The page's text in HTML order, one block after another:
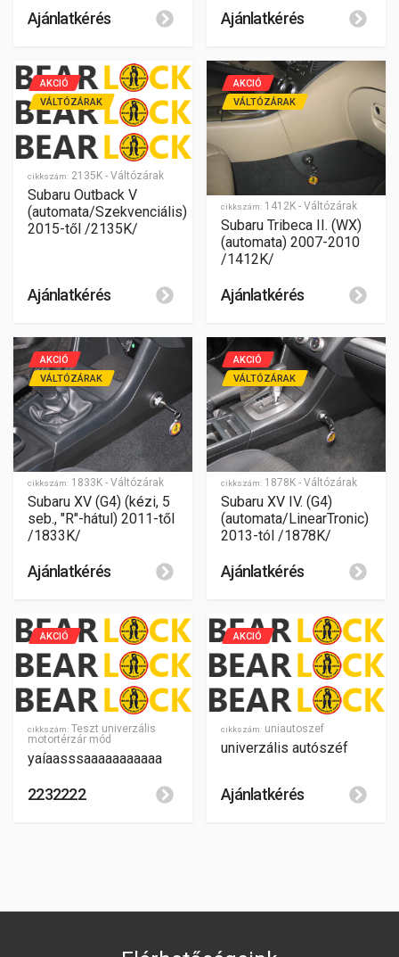
Ajánlatkérés Ajánlatkérés
cikkszám: 2135K - Váltózárak
AKCIÓ
VÁLTÓZÁRAK
Subaru Outback V
(automata/Szekvenciális)
2015-től /2135K/
Ajánlatkérés
cikkszám: 1412K - Váltózárak
AKCIÓ
VÁLTÓZÁRAK
Subaru Tribeca II. (WX)
(automata) 2007-2010
/1412K/
Ajánlatkérés
cikkszám: 1833K - Váltózárak
AKCIÓ
VÁLTÓZÁRAK
Subaru XV (G4) (kézi, 5
seb., "R"-hátul) 2011-től
/1833K/
Ajánlatkérés
cikkszám: 1878K - Váltózárak
AKCIÓ
VÁLTÓZÁRAK
Subaru XV IV. (G4)
(automata/LinearTronic)
2013-tól /1878K/
Ajánlatkérés
cikkszám: Teszt univerzális
motortérzár mód
AKCIÓ
yaíaasssaaaaaaaaaaa
2232222
cikkszám: uniautoszef
AKCIÓ
univerzális autószéf
Ajánlatkérés